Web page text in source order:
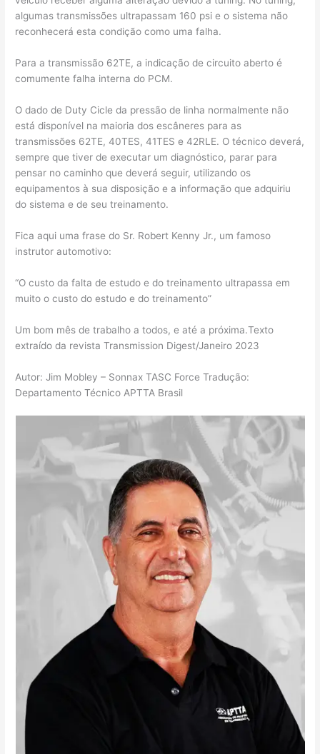
algumas transmissões ultrapassam 160 psi e o sistema não
reconhecerá esta condição como uma falha.
Para a transmissão 62TE, a indicação de circuito aberto é
comumente falha interna do PCM.
O dado de Duty Cicle da pressão de linha normalmente não
está disponível na maioria dos escâneres para as
transmissões 62TE, 40TES, 41TES e 42RLE. O técnico deverá,
sempre que tiver de executar um diagnóstico, parar para
pensar no caminho que deverá seguir, utilizando os
equipamentos à sua disposição e a informação que adquiriu
do sistema e de seu treinamento.
Fica aqui uma frase do Sr. Robert Kenny Jr., um famoso
instrutor automotivo:
“O custo da falta de estudo e do treinamento ultrapassa em
muito o custo do estudo e do treinamento”
Um bom mês de trabalho a todos, e até a próxima.Texto
extraído da revista Transmission Digest/Janeiro 2023
Autor: Jim Mobley – Sonnax TASC Force Tradução:
Departamento Técnico APTTA Brasil